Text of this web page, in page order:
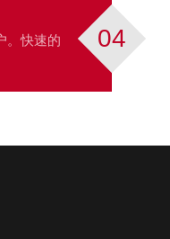
04
。快速的